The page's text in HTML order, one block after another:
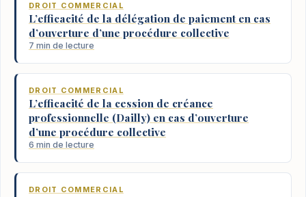
DROIT COMMERCIAL
L’efficacité de la délégation de paiement en cas
d’ouverture d’une procédure collective
7 min de lecture
DROIT COMMERCIAL
L’efficacité de la cession de créance
professionnelle (Dailly) en cas d’ouverture
d’une procédure collective
6 min de lecture
DROIT COMMERCIAL